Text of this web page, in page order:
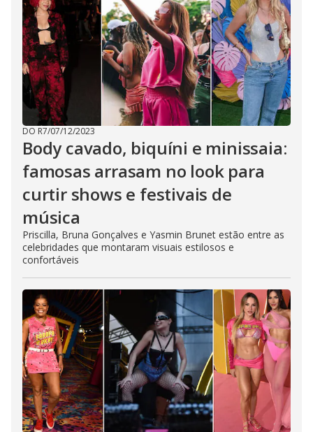
DO R7/07/12/2023
Body cavado, biquíni e minissaia:
famosas arrasam no look para
curtir shows e festivais de
música
Priscilla, Bruna Gonçalves e Yasmin Brunet estão entre as
celebridades que montaram visuais estilosos e
confortáveis